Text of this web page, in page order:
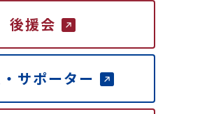
後援会
サポーター